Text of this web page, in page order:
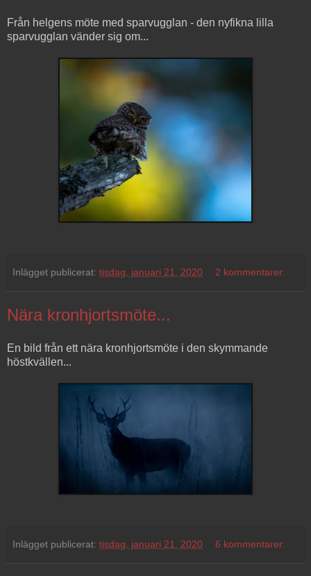
Från helgens möte med sparvugglan - den nyfikna lilla
sparvugglan vänder sig om...
Inlägget publicerat: tisdag, januari 21, 2020 2 kommentarer:
Nära kronhjortsmöte...
En bild från ett nära kronhjortsmöte i den skymmande
höstkvällen...
Inlägget publicerat: tisdag, januari 21, 2020 6 kommentarer: